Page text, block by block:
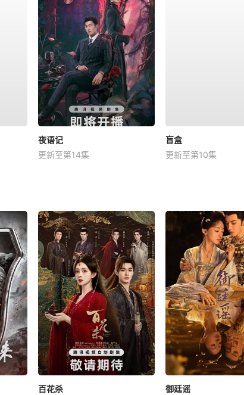
夜语记
更新至第14集
盲盒
更新至第10集
百花杀
御廷谣